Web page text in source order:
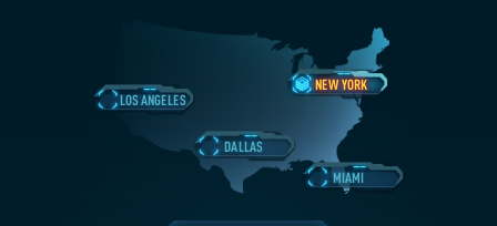
LOS ANGELES
NEW YORK
DALLAS
MIAMI